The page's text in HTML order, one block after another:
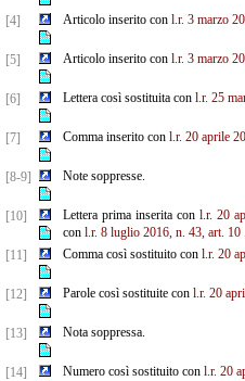
[4] Articolo inserito con l.r. 3 marzo
[5] Articolo inserito con l.r. 3 marzo
[6] Lettera così sostituita con l.r. 25
[7] Comma inserito con l.r. 20 aprile
[8-9] Note soppresse.
[10] Lettera prima inserita con l.r. 20
con l.r. 8 luglio 2016, n. 43, art. 10.
[11]
Comma così sostituito con l.r. 20
[12] Parole così sostituite con l.r. 20
[13] Nota soppressa.
[14] Numero così sostituito con l.r. 20